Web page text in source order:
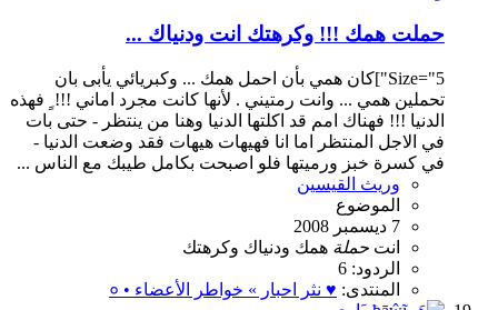
حملت همك !!! وكرهتك انت ودنياك ...
Size="5"]كان همي بأن احمل همك ... وكبريائي يأبى بان
تحملين همي ... وانت رمتيني . لأنها كانت مجرد اماني !!! ِِ فهذه
الدنيا !!! فهناك امم قد اكلتها الدنيا وهنا من ينتظر - حتى بات
في الاجل المنتظر اما انا فهيهات هيهات فقد وضعت الدنيا -
في كسرة خبز ورميتها فلو اصبحت بكامل طيبك مع الناس ...
وريث القيسين
الموضوع
7 ديسمبر 2008
انت حملة همك ودنياك وكرهتك
الردود: 6
المنتدى: ♥ نثر احبار » خواطر الأعضاء • ०